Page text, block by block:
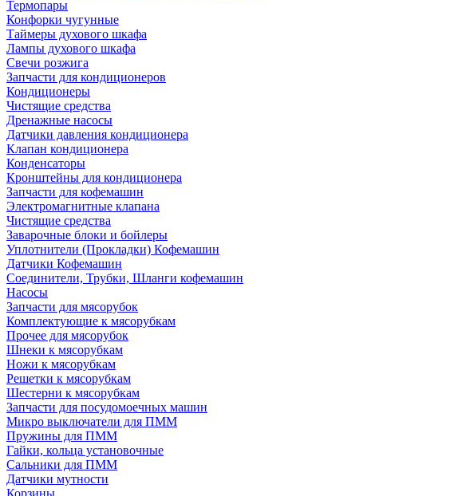
Термопары
Конфорки чугунные
Таймеры духового шкафа
Лампы духового шкафа
Свечи розжига
Запчасти для кондиционеров
Кондиционеры
Чистящие средства
Дренажные насосы
Датчики давления кондиционера
Клапан кондиционера
Конденсаторы
Кронштейны для кондиционера
Запчасти для кофемашин
Электромагнитные клапана
Чистящие средства
Заварочные блоки и бойлеры
Уплотнители (Прокладки) Кофемашин
Датчики Кофемашин
Соединители, Трубки, Шланги кофемашин
Насосы
Запчасти для мясорубок
Комплектующие к мясорубкам
Прочее для мясорубок
Шнеки к мясорубкам
Ножи к мясорубкам
Решетки к мясорубкам
Шестерни к мясорубкам
Запчасти для посудомоечных машин
Микро выключатели для ПММ
Пружины для ПММ
Гайки, кольца установочные
Сальники для ПММ
Датчики мутности
Корзины